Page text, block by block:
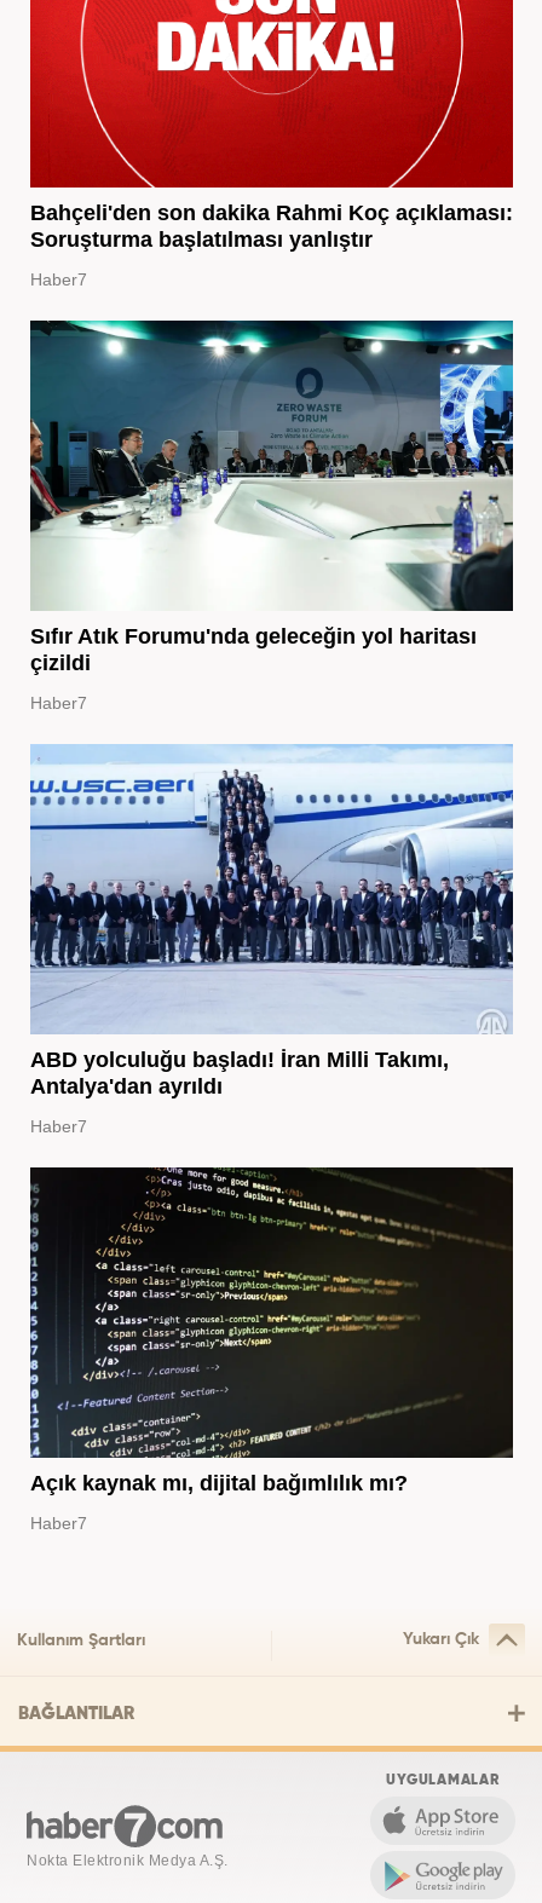
Bahçeli'den son dakika Rahmi Koç açıklaması:
Soruşturma başlatılması yanlıştır
Haber7
Sıfır Atık Forumu'nda geleceğin yol haritası
çizildi
Haber7
ABD yolculuğu başladı! İran Milli Takımı,
Antalya'dan ayrıldı
Haber7
Açık kaynak mı, dijital bağımlılık mı?
Haber7
Kullanım Şartları Yukarı Çık
BAĞLANTILAR
Nokta Elektronik Medya A.Ş.
UYGULAMALAR